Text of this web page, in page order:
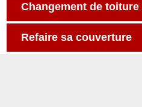
Changement de toiture
Refaire sa couverture